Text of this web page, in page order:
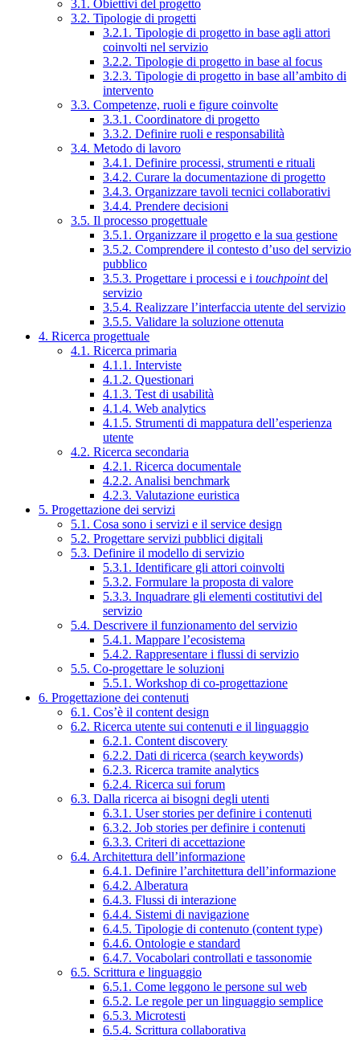
3.1. Obiettivi del progetto
3.2. Tipologie di progetti
3.2.1. Tipologie di progetto in base agli attori
coinvolti nel servizio
3.2.2. Tipologie di progetto in base al focus
3.2.3. Tipologie di progetto in base all’ambito di
intervento
3.3. Competenze, ruoli e figure coinvolte
3.3.1. Coordinatore di progetto
3.3.2. Definire ruoli e responsabilità
3.4. Metodo di lavoro
3.4.1. Definire processi, strumenti e rituali
3.4.2. Curare la documentazione di progetto
3.4.3. Organizzare tavoli tecnici collaborativi
3.4.4. Prendere decisioni
3.5. Il processo progettuale
3.5.1. Organizzare il progetto e la sua gestione
3.5.2. Comprendere il contesto d’uso del servizio
pubblico
3.5.3. Progettare i processi e i touchpointdel
servizio
3.5.4. Realizzare l’interfaccia utente del servizio
3.5.5. Validare la soluzione ottenuta
4. Ricerca progettuale
4.1. Ricerca primaria
4.1.1. Interviste
4.1.2. Questionari
4.1.3. Test di usabilità
4.1.4. Web analytics
4.1.5. Strumenti di mappatura dell’esperienza
utente
4.2. Ricerca secondaria
4.2.1. Ricerca documentale
4.2.2. Analisi benchmark
4.2.3. Valutazione euristica
5. Progettazione dei servizi
5.1. Cosa sono i servizi e il service design
5.2. Progettare servizi pubblici digitali
5.3. Definire il modello di servizio
5.3.1. Identificare gli attori coinvolti
5.3.2. Formulare la proposta di valore
5.3.3. Inquadrare gli elementi costitutivi del
servizio
5.4. Descrivere il funzionamento del servizio
5.4.1. Mappare l’ecosistema
5.4.2. Rappresentare i flussi di servizio
5.5. Co-progettare le soluzioni
5.5.1. Workshop di co-progettazione
6. Progettazione dei contenuti
6.1. Cos’è il content design
6.2. Ricerca utente sui contenuti e il linguaggio
6.2.1. Content discovery
6.2.2. Dati di ricerca (search keywords)
6.2.3. Ricerca tramite analytics
6.2.4. Ricerca sui forum
6.3. Dalla ricerca ai bisogni degli utenti
6.3.1. User stories per definire i contenuti
6.3.2. Job stories per definire i contenuti
6.3.3. Criteri di accettazione
6.4. Architettura dell’informazione
6.4.1. Definire l’architettura dell’informazione
6.4.2. Alberatura
6.4.3. Flussi di interazione
6.4.4. Sistemi di navigazione
6.4.5. Tipologie di contenuto (content type)
6.4.6. Ontologie e standard
6.4.7. Vocabolari controllati e tassonomie
6.5. Scrittura e linguaggio
6.5.1. Come leggono le persone sul web
6.5.2. Le regole per un linguaggio semplice
6.5.3. Microtesti
6.5.4. Scrittura collaborativa